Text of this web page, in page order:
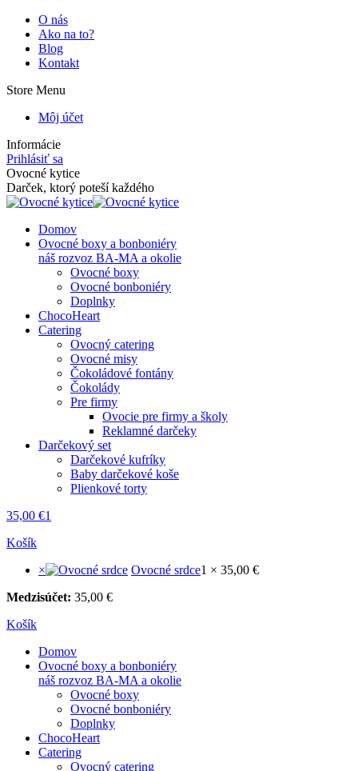
Skip
content
O nás
Ako na to?
Blog
Kontakt
Store Menu
Môj účet
Informácie
Prihlásiť sa
Facebook
page
opens
new
window
Instagram
page
opens
new
window
Ovocné kytice
Darček, ktorý poteší každého
Domov
Ovocné boxy a bonboniéry
náš rozvoz BA-MA a okolie
Ovocné boxy
Ovocné bonboniéry
Doplnky
ChocoHeart
Catering
Ovocný catering
Ovocné misy
Čokoládové fontány
Čokolády
Pre firmy
Ovocie pre firmy a školy
Reklamné darčeky
Darčekový set
Darčekové kufríky
Baby darčekové koše
Plienkové torty
35,00 €1
Košík
×
Ovocné srdce1 × 35,00 €
Medzisúčet: 35,00 €
Košík
Domov
Ovocné boxy a bonboniéry
náš rozvoz BA-MA a okolie
Ovocné boxy
Ovocné bonboniéry
Doplnky
ChocoHeart
Catering
Ovocný catering